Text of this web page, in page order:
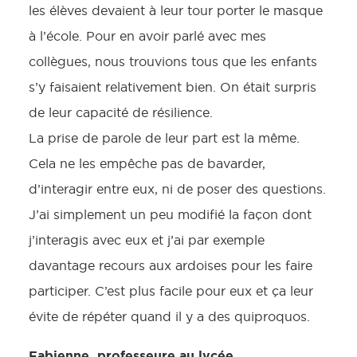
les élèves devaient à leur tour porter le masque
à l’école. Pour en avoir parlé avec mes
collègues, nous trouvions tous que les enfants
s’y faisaient relativement bien. On était surpris
de leur capacité de résilience.
La prise de parole de leur part est la même.
Cela ne les empêche pas de bavarder,
d’interagir entre eux, ni de poser des questions.
J’ai simplement un peu modifié la façon dont
j’interagis avec eux et j’ai par exemple
davantage recours aux ardoises pour les faire
participer. C’est plus facile pour eux et ça leur
évite de répéter quand il y a des quiproquos.